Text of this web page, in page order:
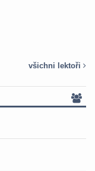
všichni lektoři